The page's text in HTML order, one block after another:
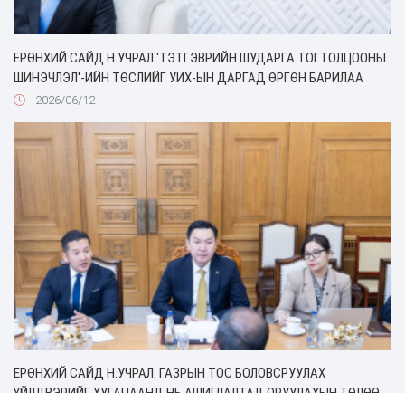
ЕРӨНХИЙ САЙД Н.УЧРАЛ 'ТЭТГЭВРИЙН ШУДАРГА ТОГТОЛЦООНЫ
ШИНЭЧЛЭЛ'-ИЙН ТӨСЛИЙГ УИХ-ЫН ДАРГАД ӨРГӨН БАРИЛАА
2026/06/12
ЕРӨНХИЙ САЙД Н.УЧРАЛ: ГАЗРЫН ТОС БОЛОВСРУУЛАХ